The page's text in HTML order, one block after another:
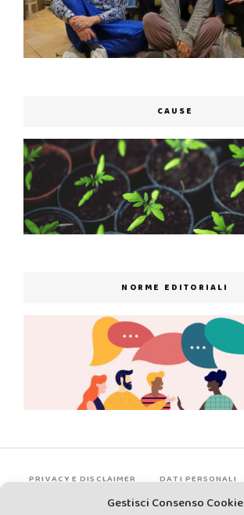
Gestisci Consenso Cookie
CAUSE
NORME EDITORIALI
PRIVACY E DISCLAIMER DATI PERSONALI